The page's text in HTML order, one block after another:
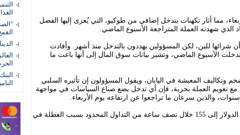
مما أثار تكهنات بتدخل إضافي من طوكيو، التي يُعزى إليها الفضل
الذي شهدته العملة المتراجعة الأسبوع الماضي.
شرائها للين، لكن المسؤولين يهددون بالتدخل منذ أشهر. وأفادت
الأسبوع الماضي، وتشير بيانات سوق المال إلى أنها باعت ما
وتكاليف المعيشة في اليابان، ويقول المسؤولون إن تأثيره السلبي
تعويم العملة بحرية، فإن أي تدخل يضع صناع السياسات في مواجهة
سنوات، والذين سرعان ما تراجعوا عن ارتفاعه يوم الأربعاء.
وارتفع الين من نحو 157.8 مقابل الدولار إلى 155 خلال نصف ساعة من التداول المحدود بسبب العطلة في